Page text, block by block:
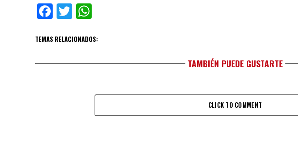
Facebook
Twitter
TEMAS RELACIONADOS:
TAMBIÉN PUEDE GUSTARTE
CLICK TO COMMENT